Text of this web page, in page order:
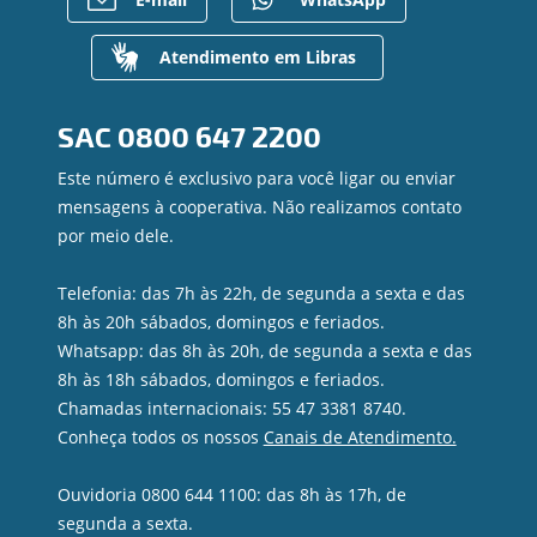
Gerenciar Cookies
Regularização de dívidas
Valores a Receber
Contato
Ouvidoria
Atendimento em Libras
SAC 0800 647 2200
Este número é exclusivo para você ligar ou enviar
mensagens à cooperativa. Não realizamos contato
por meio dele.
Telefonia: das 7h às 22h, de segunda a sexta e das
8h às 20h sábados, domingos e feriados.
Whatsapp: das 8h às 20h, de segunda a sexta e das
8h às 18h sábados, domingos e feriados.
Chamadas internacionais: 55 47 3381 8740.
Conheça todos os nossos Canais de Atendimento.
Ouvidoria 0800 644 1100: das 8h às 17h, de
segunda a sexta.